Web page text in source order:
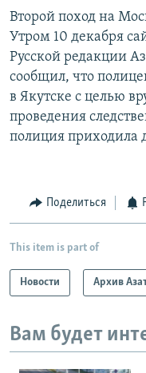
Второй поход на
Утром 10 декабря
Русской редакции
сообщил, что
в Якутске с целью
проведения
полиция приходила
Поделиться
This item is part of
Новости Архив
Вам будет